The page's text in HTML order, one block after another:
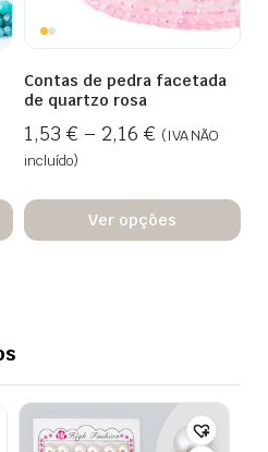
Contas de pedra facetada
de quartzo rosa
1,53 € – 2,16 € (IVA NÃO
incluído)
Ver opções